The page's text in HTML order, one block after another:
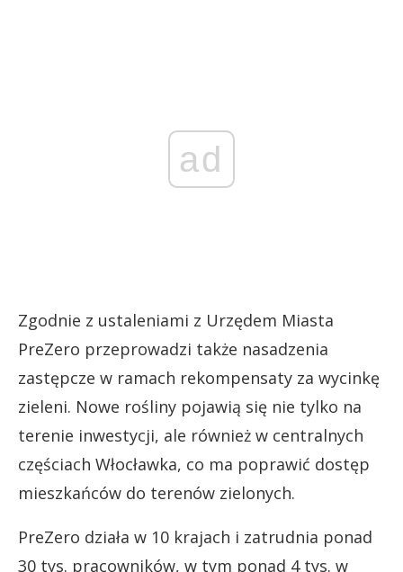
ad
Zgodnie z ustaleniami z Urzędem Miasta
PreZero przeprowadzi także nasadzenia
zastępcze w ramach rekompensaty za wycinkę
zieleni. Nowe rośliny pojawią się nie tylko na
terenie inwestycji, ale również w centralnych
częściach Włocławka, co ma poprawić dostęp
mieszkańców do terenów zielonych.
PreZero działa w 10 krajach i zatrudnia ponad
30 tys. pracowników, w tym ponad 4 tys. w